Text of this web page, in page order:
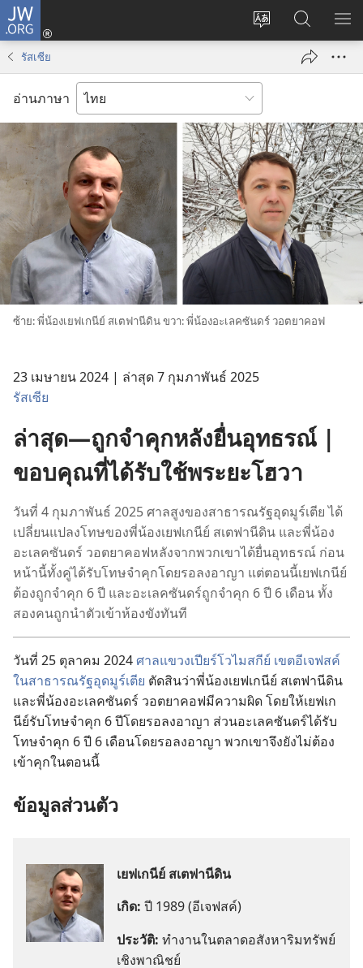
JW.ORG
เปลี่ยน
เข้า
(เปิด
ใหม่)
ค้นหา
ใน
JW.ORG
แส
รัสเซีย
อ่านภาษา
ซ้าย: พี่​น้อง​เยฟเกนีย์ สเตฟานีดิน ขวา: พี่​น้อง​อะเลคซันดร์ วอตยาคอฟ
23 เมษายน 2024 | ล่า​สุด 7 กุมภาพันธ์ 2025
รัสเซีย
ล่า​สุด—ถูก​จำ​คุก​หลัง​ยื่น​อุทธรณ์ |
ขอบคุณ​ที่​ได้​รับใช้​พระ​ยะโฮวา
วัน​ที่ 4 กุมภาพันธ์ 2025 ศาล​สูง​ของ​สาธารณรัฐ​อุดมูร์เตีย ได้​
เปลี่ยน​แปลง​โทษ​ของ​พี่​น้อง​เยฟเกนีย์ สเตฟานีดิน และ​พี่​น้อง​
อะเลคซันดร์ วอตยาคอฟ​หลัง​จากพวก​เขา​ได้​ยื่น​อุทธรณ์ ก่อน​
หน้า​นี้​ทั้ง​คู่​ได้​รับ​โทษจำ​คุก​โดย​รอ​ลง​อาญา แต่​ตอน​นี้​เยฟเกนีย์​
ต้อง​ถูกจำ​คุก 6 ปี และ​อะเลคซันดร์​ถูก​จำ​คุก 6 ปี 6 เดือน ทั้ง​
สอง​คนถูก​นำ​ตัว​เข้า​ห้อง​ขัง​ทันที
วัน​ที่ 25 ตุลาคม 2024ศาล​แขวง​เปียร์โวไมสกีย์ เขต​อีเจฟสค์
ใน​สาธารณรัฐ​อุดมูร์เตีย ตัดสิน​ว่า​พี่​น้อง​เยฟเกนีย์ สเตฟานี​ดิน
และ​พี่​น้อง​อะเลคซันดร์ วอตยาคอฟมี​ความ​ผิด โดย​ให้​เยฟเก
นีย์​รับ​โทษ​จำ​คุก 6 ปี​โดย​รอ​ลง​อาญา ส่วน​อะเลคซันดร์​ได้​รับ​
โทษ​จำ​คุก 6 ปี 6 เดือน​โดย​รอ​ลง​อาญา พวก​เขา​จึง​ยัง​ไม่​ต้อง​
เข้า​คุก​ใน​ตอน​นี้
ข้อมูล​ส่วน​ตัว
เยฟเกนีย์ สเตฟานีดิน
เกิด: ปี 1989 (อีเจฟสค์)
ประวัติ: ทำ​งาน​ใน​ตลาด​อสังหาริมทรัพย์​
เชิง​พาณิชย์